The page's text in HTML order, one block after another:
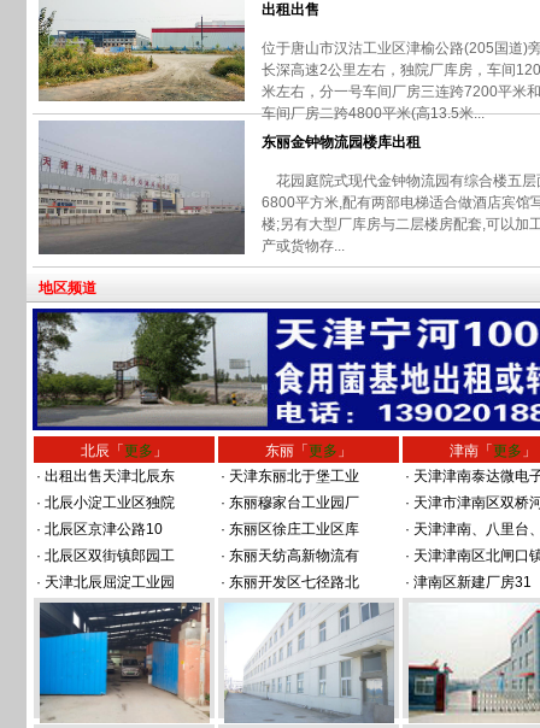
出租出售
位于唐山市汉沽工业区津榆公路(205国道)
长深高速2公里左右，独院厂库房，车间
米左右，分一号车间厂房三连跨7200平米
车间厂房二跨4800平米(高13.5米...
东丽金钟物流园楼库出租
花园庭院式现代金钟物流园有综合楼五层
6800平方米,配有两部电梯适合做酒店宾馆
楼;另有大型厂库房与二层楼房配套,可以加
产或货物存...
地区频道
北辰「 更多 」
· 出租出售天津北辰东
· 北辰小淀工业区独院
· 北辰区京津公路10
· 北辰区双街镇郎园工
· 天津北辰屈淀工业园
东丽「 更多 」
· 天津东丽北于堡工业
· 东丽穆家台工业园厂
· 东丽区徐庄工业区库
· 东丽天纺高新物流有
· 东丽开发区七径路北
津南「 更多 」
· 天津津南泰达微电
· 天津市津南区双桥
· 天津津南、八里台
· 天津津南区北闸口
· 津南区新建厂房31